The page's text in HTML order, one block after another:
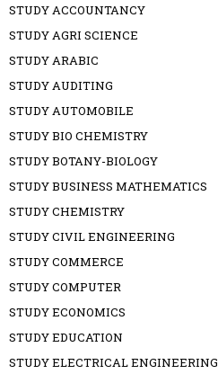
STUDY ACCOUNTANCY
STUDY AGRI SCIENCE
STUDY ARABIC
STUDY AUDITING
STUDY AUTOMOBILE
STUDY BIO CHEMISTRY
STUDY BOTANY-BIOLOGY
STUDY BUSINESS MATHEMATICS
STUDY CHEMISTRY
STUDY CIVIL ENGINEERING
STUDY COMMERCE
STUDY COMPUTER
STUDY ECONOMICS
STUDY EDUCATION
STUDY ELECTRICAL ENGINEERING